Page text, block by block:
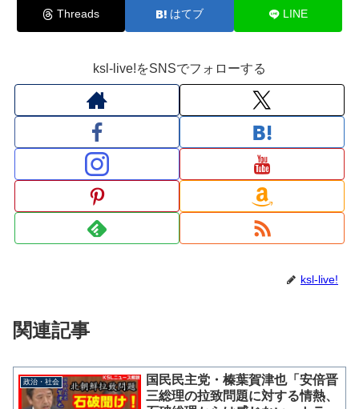
Threads はてブ LINE
ksl-live!をSNSでフォローする
ksl-live!
関連記事
政治・社会
国民民主党・榛葉賀津也「安倍晋
三総理の拉致問題に対する情熱、